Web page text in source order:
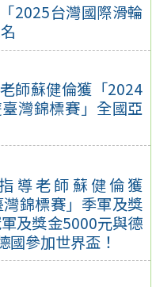
2025台灣國際滑輪
師蘇健倫獲「2024
灣錦標賽」全國亞
導老師蘇健倫獲
灣錦標賽」季軍及獎
及獎金5000元與德
國參加世界盃！